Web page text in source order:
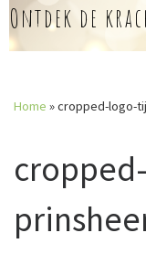
Ontdek de
Home »cropped-logo-